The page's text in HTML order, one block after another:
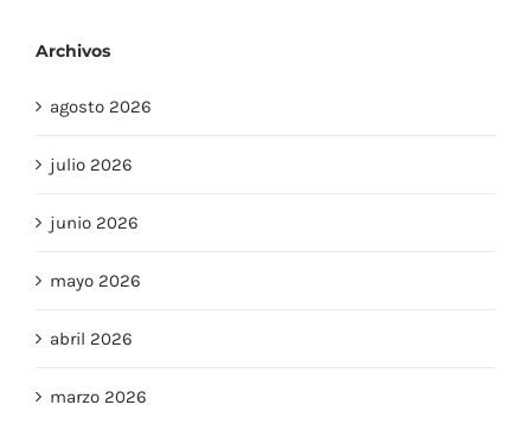
Archivos
agosto 2026
julio 2026
junio 2026
mayo 2026
abril 2026
marzo 2026